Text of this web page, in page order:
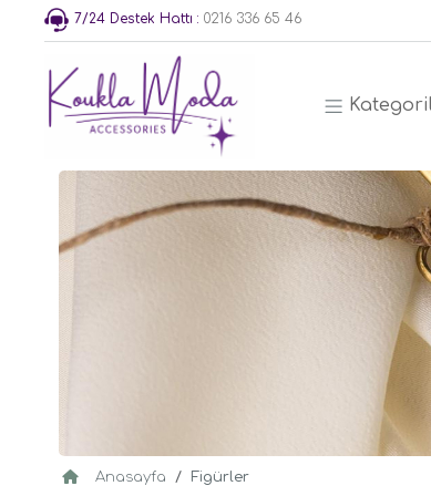
7/24 Destek Hattı :0216 336 65 46
Anasayfa Figürler